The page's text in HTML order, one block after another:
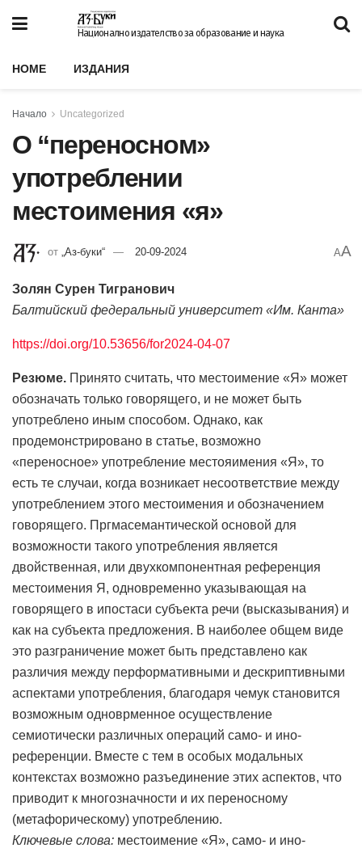
Национално издателство за образование и наука
HOME ИЗДАНИЯ
Начало Uncategorized
О “переносном»
употреблении
местоимения «я»
от „Аз-буки“ 20-09-2024 AA
Золян Сурен Тигранович
Балтийский федеральный университет «Им. Канта»
https://doi.org/10.53656/for2024-04-07
Резюме. Принято считать, что местоимение «Я» может
обозначать только говорящего, и не может быть
употреблено иным способом. Однако, как
продемонстрировано в статье, возможно
«переносное» употребление местояимения «Я», то
есть те случаи, когда возникает несоответствие между
употреблением этого местоимения и обозначением
говорящего. Пргмасемантической основой для
возможности такого употребления является
двойственная, или двухкомпонентная референция
местоимения Я, одновременно указывающая на
говорящего в ипостаси субъекта речи (высказывания) и
как на субъекта предложения. В наиболее общем виде
это разграничение может быть представлено как
различия между перформативными и дескриптивными
аспектами употребления, благодаря чемук становится
возможным одноврменное осуществление
семиотически различных операций само- и ино-
референции. Вместе с тем в особых модальных
контекстах возможно разъединение этих аспектов, что
приводит к многозначности и их переносному
(метафорическому) употреблению.
Ключевые слова: местоимение «Я», само- и ино-